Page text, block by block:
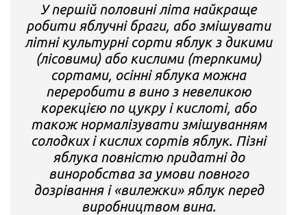
У першій половині літа найкраще
робити яблучні браги, або змішувати
літні культурні сорти яблук з дикими
(лісовими) або кислими (терпкими)
сортами, осінні яблука можна
переробити в вино з невеликою
корекцією по цукру і кислоті, або
також нормалізувати змішуванням
солодких і кислих сортів яблук. Пізні
яблука повністю придатні до
виноробства за умови повного
дозрівання і «вилежки» яблук перед
виробництвом вина.